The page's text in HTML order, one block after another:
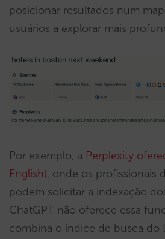
posicionar resultados num
usuários a explorar mais
Por exemplo, a Perplexity
English), onde os profissionais
podem solicitar a indexação
ChatGPT não oferece essa
combina o índice de busca do